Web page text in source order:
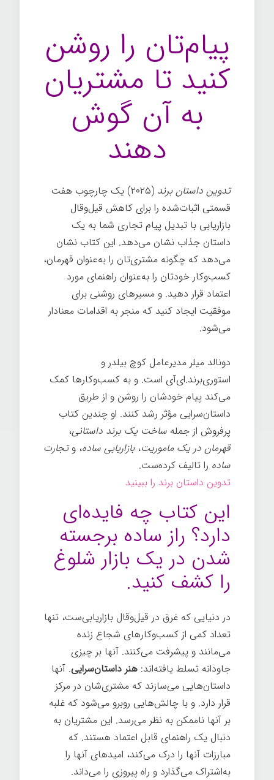
پیام‌تان را روشن
کنید تا مشتریان
به آن گوش
دهند
تدوین داستان برند
(۲۰۲۵) یک چارچوب هفت
قسمتی اثبات‌شده را برای کاهش قیل‌وقال
بازاریابی با تبدیل پیام تجاری شما به یک
داستان جذاب نشان می‌دهد. این کتاب نشان
می‌دهد که چگونه مشتری‌تان را به‌عنوان قهرمان،
کسب‌وکار خودتان را به‌عنوان راهنمای مورد
اعتماد قرار دهید. و مسیرهای روشنی برای
موفقیت ایجاد کنید که منجر به اقدامات معنادار
می‌شود.
دونالد میلر مدیرعامل کوچ بیلدر و
استوری‌برند.ای‌آی است. و به کسب‌وکارها کمک
می‌کند پیام خودشان را روشن و از طریق
داستان‌سرایی مؤثر رشد کنند. او چندین کتاب
پرفروش از جمله ساخت یک برند داستانی،
قهرمان در یک ماموریت، بازاریابی ساده، وتجارت
ساده را تالیف کرده‌ست.
تدوین داستان برند را ببینید
این کتاب چه فایده‌ای
دارد؟ راز ساده برجسته
شدن در یک بازار شلوغ
را کشف کنید.
در دنیایی که غرق در قیل‌وقال بازاریابی‌ست، تنها
تعداد کمی از کسب‌وکارهای شجاع زنده
می‌مانند و پیشرفت می‌کنند. آنها بر چیزی
جاودانه تسلط یافته‌اند: هنر داستان‌سرایی. آنها
داستان‌هایی می‌سازند که مشتری‌شان در مرکز
قرار دارد. و با چالش‌هایی روبرو می‌شود که غلبه
بر آنها ناممکن به نظر می‌رسد. این مشتریان به
دنبال یک راهنمای قابل اعتماد هستند. که
مبارزات آنها را درک می‌کند، امیدهای آنها را
به‌اشتراک می‌گذارد و راه پیروزی را می‌داند.